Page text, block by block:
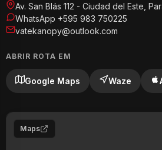
Av. San Blás 112 - Ciudad del Este,
WhatsApp +595 983 750225
vatekanopy@outlook.com
ABRIR ROTA EM
Google Maps Waze
Maps